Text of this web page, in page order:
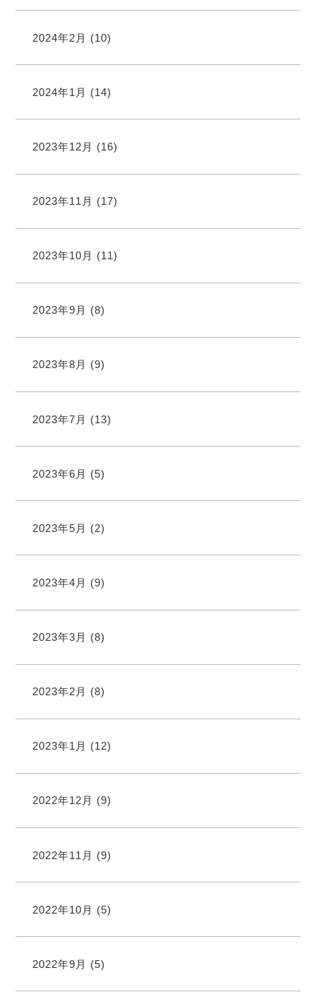
2024年2月 (10)
2024年1月 (14)
2023年12月 (16)
2023年11月 (17)
2023年10月 (11)
2023年9月 (8)
2023年8月 (9)
2023年7月 (13)
2023年6月 (5)
2023年5月 (2)
2023年4月 (9)
2023年3月 (8)
2023年2月 (8)
2023年1月 (12)
2022年12月 (9)
2022年11月 (9)
2022年10月 (5)
2022年9月 (5)